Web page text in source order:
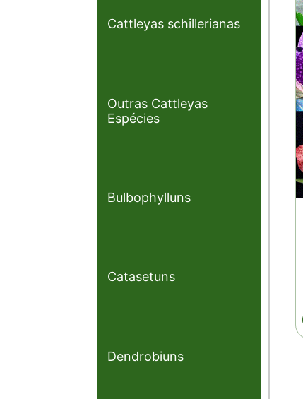
Cattleyas schillerianas
Outras Cattleyas
Espécies
Bulbophylluns
Catasetuns
Dendrobiuns